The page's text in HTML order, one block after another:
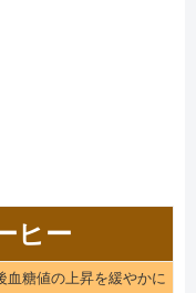
ヒー
血糖値の上昇を緩やかに